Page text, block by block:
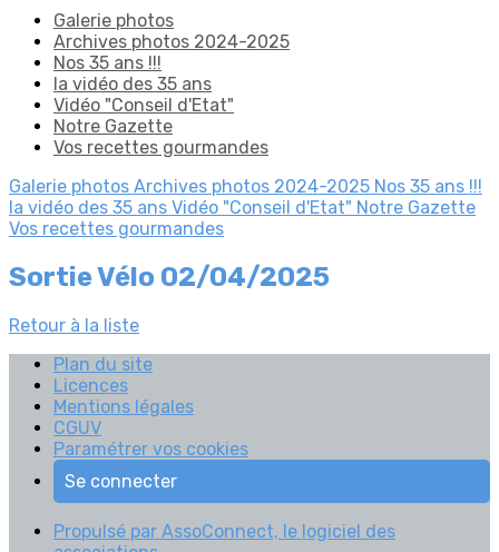
Galerie photos
Archives photos 2024-2025
Nos 35 ans !!!
la vidéo des 35 ans
Vidéo "Conseil d'Etat"
Notre Gazette
Vos recettes gourmandes
Galerie photos Archives photos 2024-2025 Nos 35 ans !!!
la vidéo des 35 ans Vidéo "Conseil d'Etat" Notre Gazette
Vos recettes gourmandes
Sortie Vélo 02/04/2025
Retour à la liste
Plan du site
Licences
Mentions légales
CGUV
Paramétrer vos cookies
Se connecter
Propulsé par AssoConnect, le logiciel des